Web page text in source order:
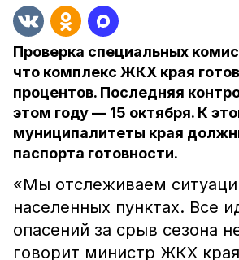
Проверка специальных
что комплекс ЖКХ края
процентов. Последняя
этом году — 15 октября. К
муниципалитеты края
паспорта готовности.
«Мы отслеживаем
населенных пунктах. Все
опасений за срыв сезона
говорит министр ЖКХ